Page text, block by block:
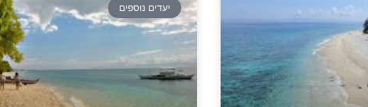
יעדים נוספים